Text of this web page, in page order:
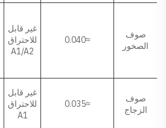
صوف
الصخور
≈0.040
غير قابل
للاحتراق
A1/A2
صوف
الزجاج
≈0.035
غير قابل
للاحتراق
A1